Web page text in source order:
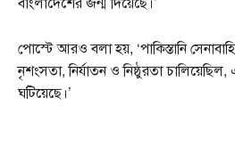
পোস্টে আরও বলা হয়, ‘পাকিস্তানি
নৃশংসতা, নির্যাতন ও নিষ্ঠুরতা
ঘটিয়েছে।’